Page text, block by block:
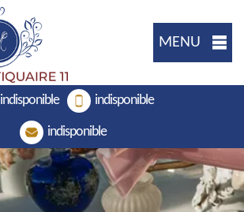
MENU
indisponible indisponible
indisponible